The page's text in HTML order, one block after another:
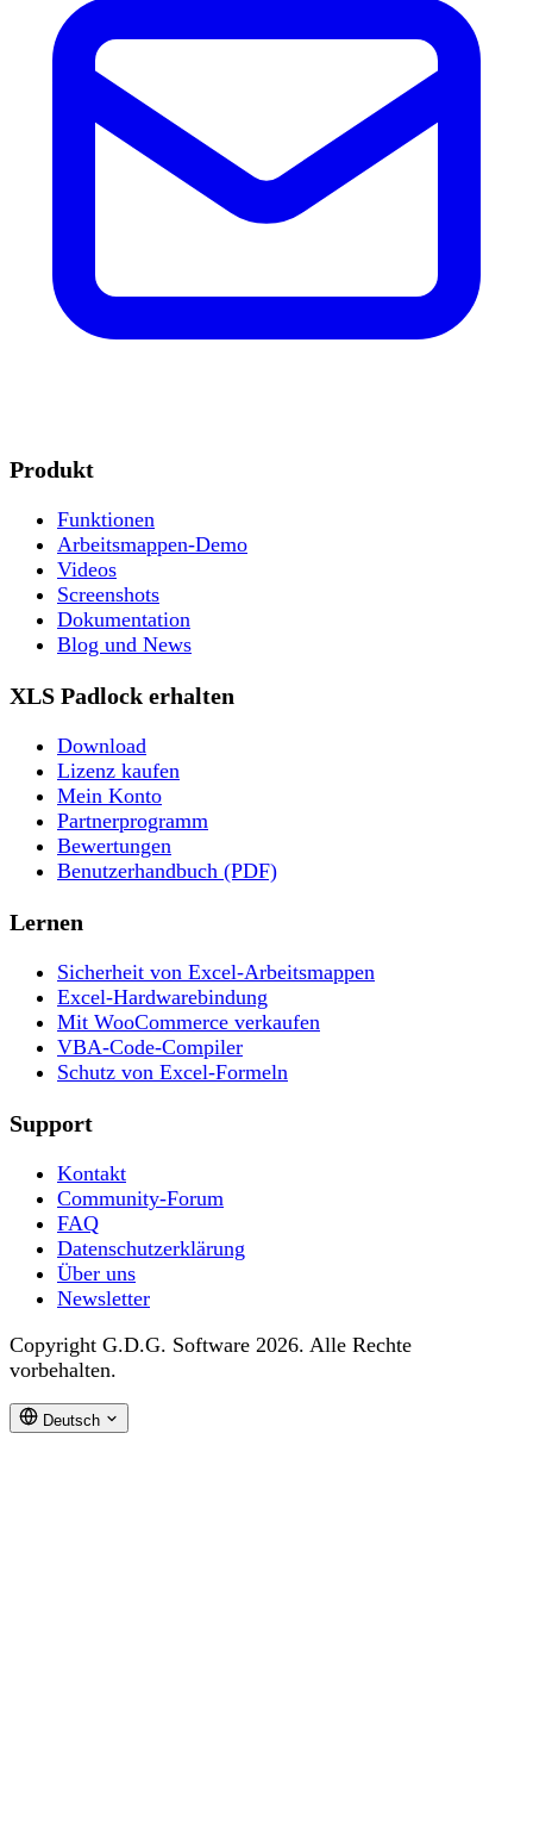
Produkt
Funktionen
Arbeitsmappen-Demo
Videos
Screenshots
Dokumentation
Blog und News
XLS Padlock erhalten
Download
Lizenz kaufen
Mein Konto
Partnerprogramm
Bewertungen
Benutzerhandbuch (PDF)
Lernen
Sicherheit von Excel-Arbeitsmappen
Excel-Hardwarebindung
Mit WooCommerce verkaufen
VBA-Code-Compiler
Schutz von Excel-Formeln
Support
Kontakt
Community-Forum
FAQ
Datenschutzerklärung
Über uns
Newsletter
Copyright G.D.G. Software 2026. Alle Rechte
vorbehalten.
Deutsch